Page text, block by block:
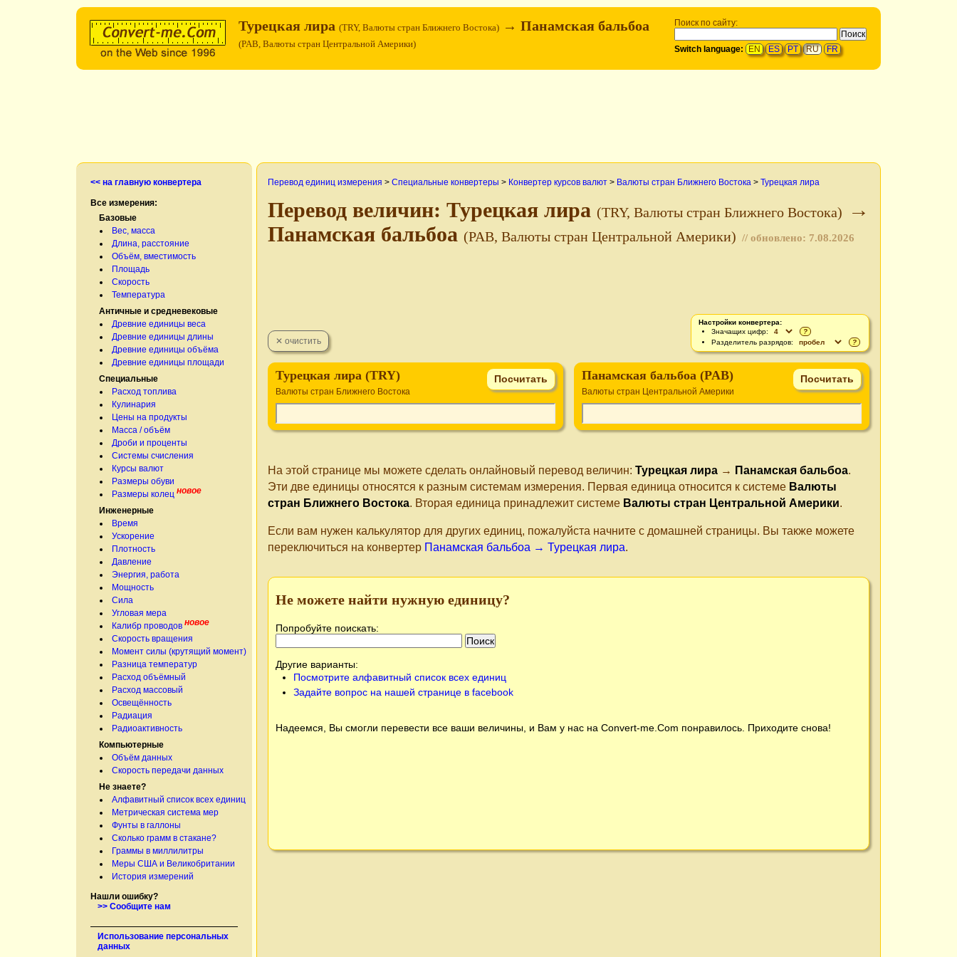
Поиск по сайту:
Switch language: EN ES PT RU FR
Турецкая лира (TRY, Валюты стран Ближнего Востока) → Панамская бальбоа
(PAB, Валюты стран Центральной Америки)
<< на главную конвертера
Все измерения:
Базовые
Вес, масса
Длина, расстояние
Объём, вместимость
Площадь
Скорость
Температура
Античные и средневековые
Древние единицы веса
Древние единицы длины
Древние единицы объёма
Древние единицы площади
Специальные
Расход топлива
Кулинария
Цены на продукты
Масса / объём
Дроби и проценты
Системы счисления
Курсы валют
Размеры обуви
Размеры колец новое
Инженерные
Время
Ускорение
Плотность
Давление
Энергия, работа
Мощность
Сила
Угловая мера
Калибр проводов новое
Скорость вращения
Момент силы (крутящий момент)
Разница температур
Расход объёмный
Расход массовый
Освещённость
Радиация
Радиоактивность
Компьютерные
Объём данных
Скорость передачи данных
Не знаете?
Алфавитный список всех единиц
Метрическая система мер
Фунты в галлоны
Сколько грамм в стакане?
Граммы в миллилитры
Меры США и Великобритании
История измерений
Нашли ошибку?
>> Сообщите нам
Использование персональных
данных
Перевод единиц измерения > Специальные конвертеры > Конвертер курсов валют > Валюты стран Ближнего Востока > Турецкая лира
Перевод величин: Турецкая лира (TRY, Валюты стран Ближнего Востока)
→
Панамская бальбоа (PAB, Валюты стран Центральной Америки) // обновлено: 7.08.2026
Настройки конвертера:
Значащих цифр:
?
Разделитель разрядов:
?
Турецкая лира (TRY)
Валюты стран Ближнего Востока
Панамская бальбоа (PAB)
Валюты стран Центральной Америки
На этой странице мы можете сделать онлайновый перевод величин: Турецкая лира → Панамская бальбоа.
Эти две единицы относятся к разным системам измерения. Первая единица относится к системе Валюты
стран Ближнего Востока. Вторая единица принадлежит системе Валюты стран Центральной Америки.
Если вам нужен калькулятор для других единиц, пожалуйста начните с домашней страницы. Вы также можете
переключиться на конвертер Панамская бальбоа → Турецкая лира.
Не можете найти нужную единицу?
Попробуйте поискать:
Другие варианты:
Посмотрите алфавитный список всех единиц
Задайте вопрос на нашей странице в facebook
Надеемся, Вы смогли перевести все ваши величины, и Вам у нас на Convert-me.Com понравилось. Приходите снова!